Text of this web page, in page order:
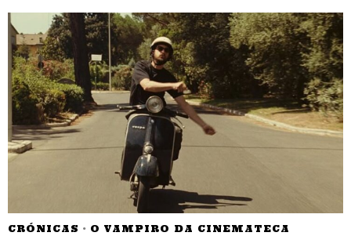
CRÓNICAS · O VAMPIRO DA CINEMATECA